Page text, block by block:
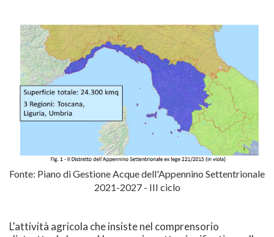
Fonte: Piano di Gestione Acque dell'Appennino Settentrionale
2021-2027 - III ciclo
L'attività agricola che insiste nel comprensorio